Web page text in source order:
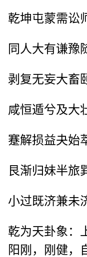
乾坤屯蒙需讼
同人大有谦豫
剥复无妄大畜
咸恒遁兮及大
蹇解损益夬始
艮渐归妹半旅
小过既济兼未
乾为天卦象：
阳刚，刚健，